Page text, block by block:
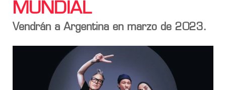
MUNDIAL
Vendrán a Argentina en marzo de 2023.